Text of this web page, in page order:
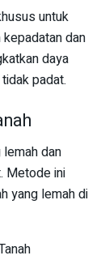
untuk
dan
daya
padat.
dan
Metode ini
yang lemah di